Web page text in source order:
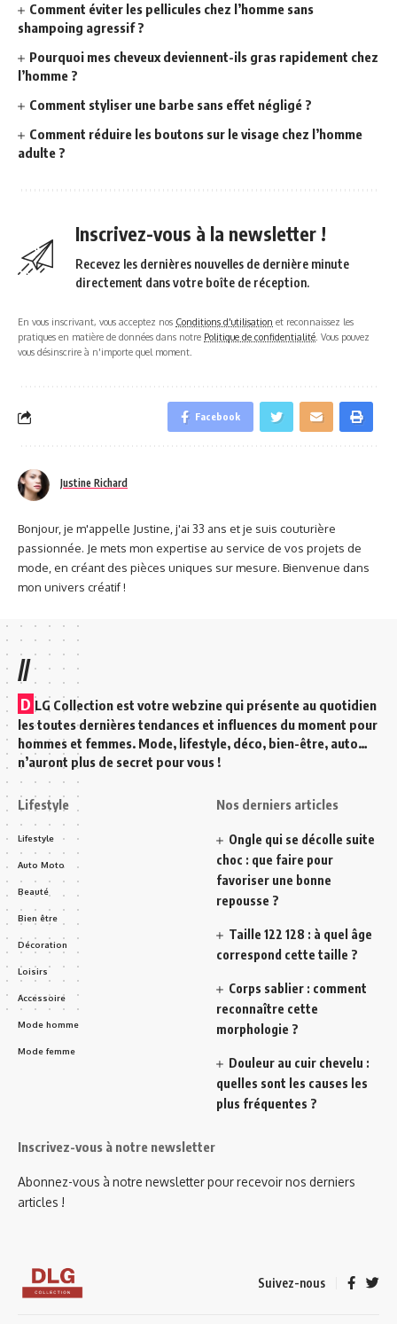
Comment éviter les pellicules chez l’homme sans
shampoing agressif ?
Pourquoi mes cheveux deviennent-ils gras rapidement chez
l’homme ?
Comment styliser une barbe sans effet négligé ?
Comment réduire les boutons sur le visage chez l’homme
adulte ?
Inscrivez-vous à la newsletter !
Recevez les dernières nouvelles de dernière minute
directement dans votre boîte de réception.
En vous inscrivant, vous acceptez nos Conditions d'utilisation et reconnaissez les
pratiques en matière de données dans notre Politique de confidentialité . Vous pouvez
vous désinscrire à n'importe quel moment.
Facebook
Justine Richard
Bonjour, je m'appelle Justine, j'ai 33 ans et je suis couturière
passionnée. Je mets mon expertise au service de vos projets de
mode, en créant des pièces uniques sur mesure. Bienvenue dans
mon univers créatif !
//
D LG Collection est votre webzine qui présente au quotidien
les toutes dernières tendances et influences du moment pour
hommes et femmes. Mode, lifestyle, déco, bien-être, auto…
n’auront plus de secret pour vous !
Lifestyle
Lifestyle
Auto Moto
Beauté
Bien être
Décoration
Loisirs
Accessoire
Mode homme
Mode femme
Nos derniers articles
Ongle qui se décolle suite
choc : que faire pour
favoriser une bonne
repousse ?
Taille 122 128 : à quel âge
correspond cette taille ?
Corps sablier : comment
reconnaître cette
morphologie ?
Douleur au cuir chevelu :
quelles sont les causes les
plus fréquentes ?
Inscrivez-vous à notre newsletter
Abonnez-vous à notre newsletter pour recevoir nos derniers
articles !
Suivez-nous